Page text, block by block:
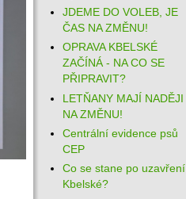
JDEME DO VOLEB, JE
ČAS NA ZMĚNU!
OPRAVA KBELSKÉ
ZAČÍNÁ - NA CO SE
PŘIPRAVIT?
LETŇANY MAJÍ NADĚJI
NA ZMĚNU!
Centrální evidence psů
CEP
Co se stane po uzavření
Kbelské?